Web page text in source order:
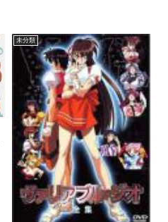
未分類